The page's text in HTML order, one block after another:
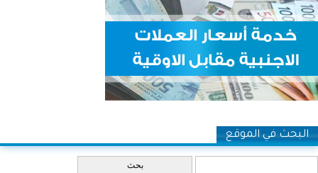
البحث في الموقع